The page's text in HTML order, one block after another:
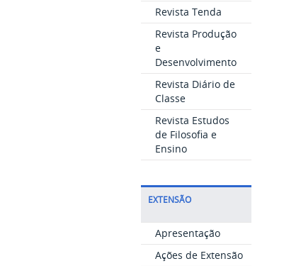
Revista Tenda
Revista Produção
e
Desenvolvimento
Revista Diário de
Classe
Revista Estudos
de Filosofia e
Ensino
EXTENSÃO
Apresentação
Ações de Extensão